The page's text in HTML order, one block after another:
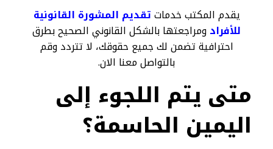
يقدم المكتب خدماتتقديم المشورة القانونية
للأفرادومراجعتها بالشكل القانوني الصحيح بطرق
احترافية تضمن لك جميع حقوقك، لا تتردد وقم
بالتواصل معنا الان.
متى يتم اللجوء إلى
اليمين الحاسمة؟